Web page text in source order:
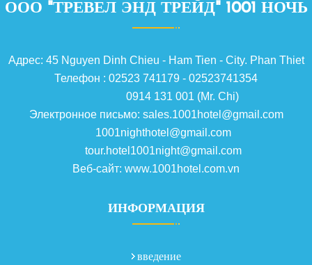
ООО "ТРЕВЕЛ ЭНД ТРЕЙД" 1001 НОЧЬ
Адрес: 45 Nguyen Dinh Chieu - Ham Tien - City. Phan Thiet
Телефон : 02523 741179 - 02523741354
0914 131 001 (Mr. Chi)
Электронное письмо: sales.1001hotel@gmail.com
1001nighthotel@gmail.com
tour.hotel1001night@gmail.com
Веб-сайт: www.1001hotel.com.vn
ИНФОРМАЦИЯ
введение